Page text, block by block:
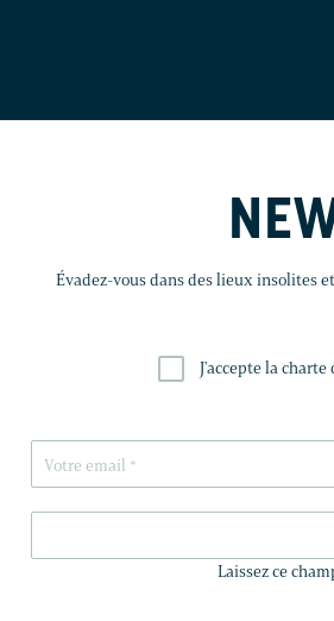
Évadez-vous dans des lieux insolites
J'accepte la
Laissez ce